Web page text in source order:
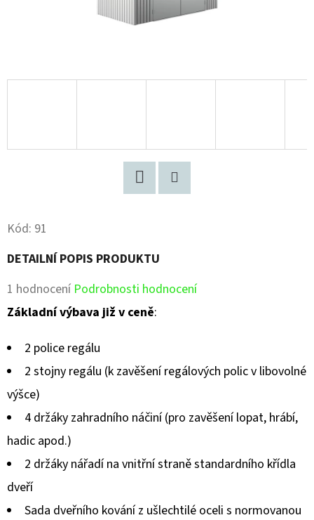
Kód: 91
DETAILNÍ POPIS PRODUKTU
Průměrné
hodnocení
z
hvězdiček.
1 hodnocení Podrobnosti hodnocení
Základní výbava již v ceně:
2 police regálu
2 stojny regálu (k zavěšení regálových polic v libovolné
výšce)
4 držáky zahradního náčiní (pro zavěšení lopat, hrábí,
hadic apod.)
2 držáky nářadí na vnitřní straně standardního křídla
dveří
Sada dveřního kování z ušlechtilé oceli s normovanou